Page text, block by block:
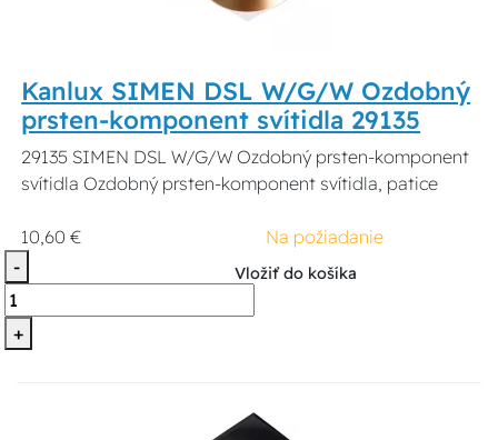
Kanlux SIMEN DSL W/G/W Ozdobný
prsten-komponent svítidla 29135
29135 SIMEN DSL W/G/W Ozdobný prsten-komponent
svítidla Ozdobný prsten-komponent svítidla, patice
10,60 €
Na požiadanie
-
+
Vložiť do košíka